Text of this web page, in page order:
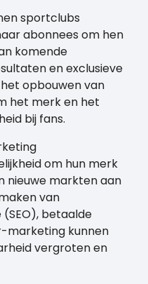
sportclubs
abonnees om hen
komende
en exclusieve
opbouwen van
het merk en het
bij fans.
om hun merk
nieuwe markten aan
van
betaalde
marketing kunnen
vergroten en